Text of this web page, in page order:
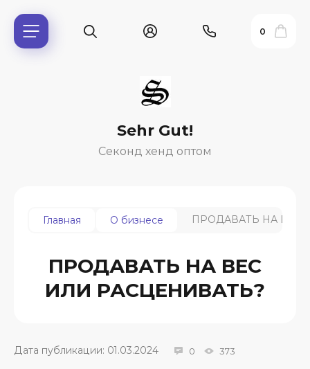
0
Sehr Gut!
Секонд хенд оптом
Главная О бизнесе ПРОДАВАТЬ НА ВЕС
ПРОДАВАТЬ НА ВЕС
ИЛИ РАСЦЕНИВАТЬ?
Дата публикации: 01.03.2024 0 373